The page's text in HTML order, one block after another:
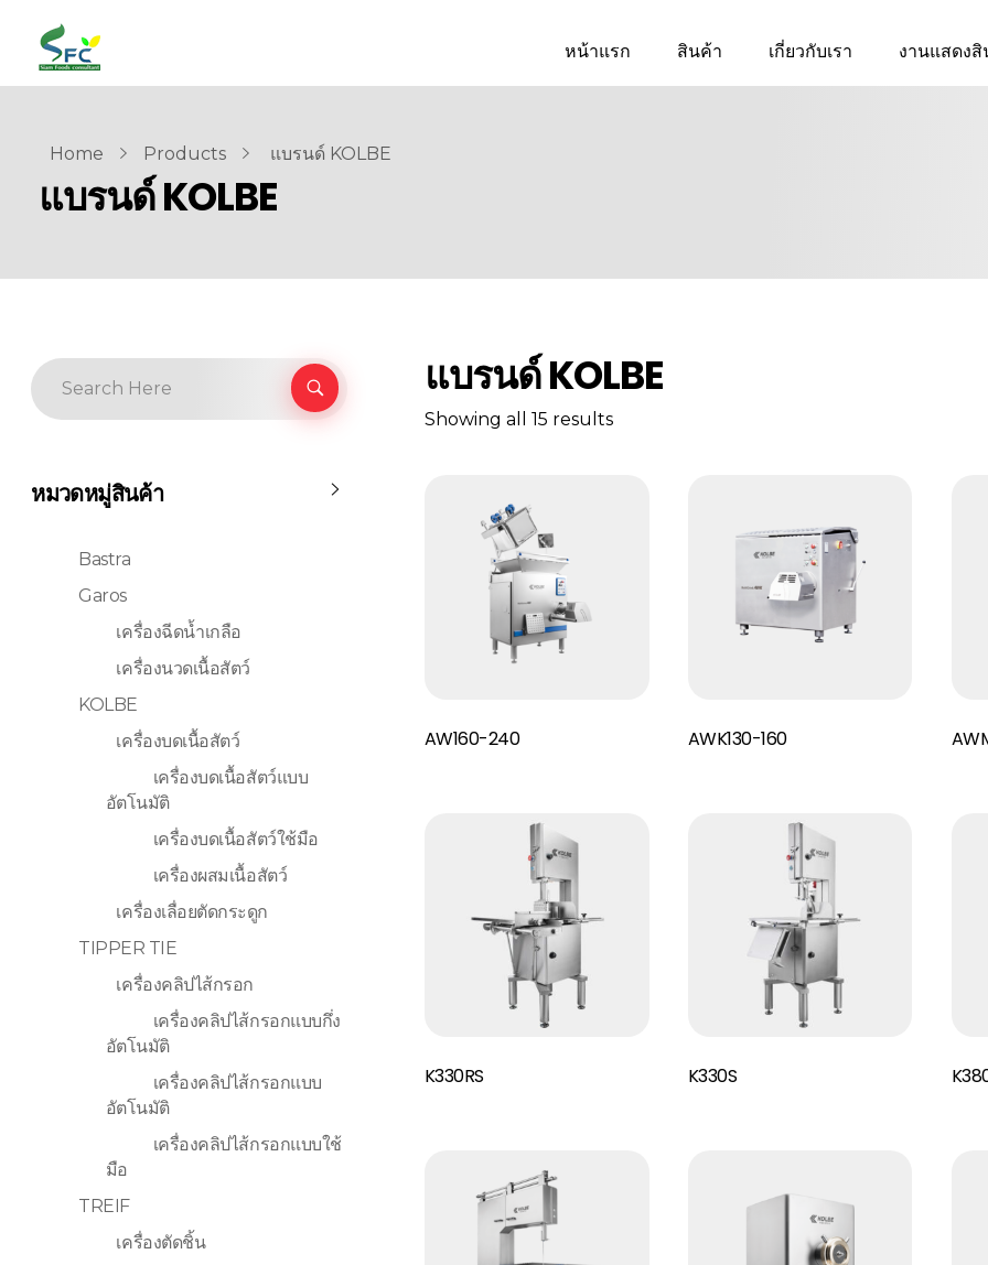
siamfoodsconsultant.com
Food Technology
หน้าแรก สินค้า เกี่ยวกับเรา งานแสดง
Home Products แบรนด์ KOLBE
แบรนด์ KOLBE
แบรนด์ KOLBE
Showing all 15 results
AW160-240 AWK130-160
K330RS K330S
หมวดหมู่สินค้า
Bastra
Garos
เครื่องฉีดน้ำเกลือ
เครื่องนวดเนื้อสัตว์
KOLBE
เครื่องบดเนื้อสัตว์
เครื่องบดเนื้อสัตว์แบบ
อัตโนมัติ
เครื่องบดเนื้อสัตว์ใช้มือ
เครื่องผสมเนื้อสัตว์
เครื่องเลื่อยตัดกระดูก
TIPPER TIE
เครื่องคลิปไส้กรอก
เครื่องคลิปไส้กรอกแบบกึ่ง
อัตโนมัติ
เครื่องคลิปไส้กรอกแบบ
อัตโนมัติ
เครื่องคลิปไส้กรอกแบบใช้
มือ
TREIF
เครื่องตัดชิ้น